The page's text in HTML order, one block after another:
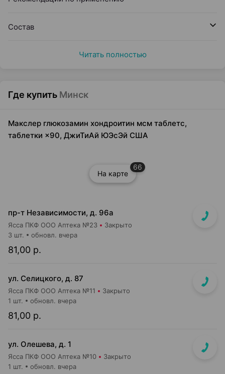
Состав
Читать полностью
Где купить Минск
Макслер глюкозамин хондроитин мсм таблетс,
таблетки ×90, ДжиТиАй ЮЭсЭй США
На карте
66
пр-т Независимости, д. 96а
Ясса ПКФ ООО Аптека №23 Закрыто
81,00 р.
3 шт. обновл. вчера
ул. Селицкого, д. 87
Ясса ПКФ ООО Аптека №11 Закрыто
81,00 р.
1 шт. обновл. вчера
ул. Олешева, д. 1
Ясса ПКФ ООО Аптека №10 Закрыто
1 шт. обновл. вчера